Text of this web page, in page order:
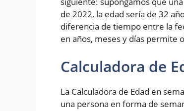
de 2022, la edad sería de 32
diferencia de tiempo entre la
en años, meses y días permite
Calculadora de
La Calculadora de Edad en
una persona en forma de